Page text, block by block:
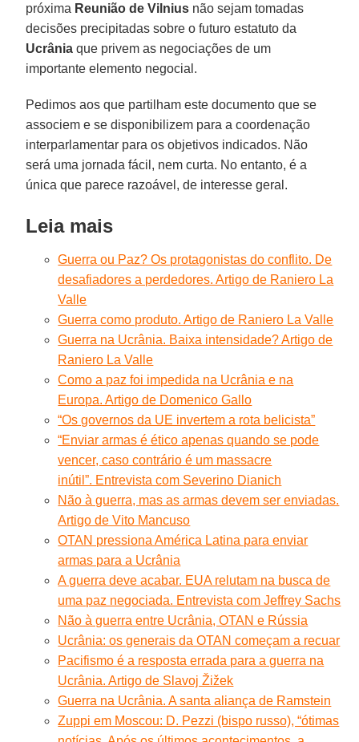
próxima Reunião de Vilnius não sejam tomadas
decisões precipitadas sobre o futuro estatuto da
Ucrânia que privem as negociações de um
importante elemento negocial.
Pedimos aos que partilham este documento que se
associem e se disponibilizem para a coordenação
interparlamentar para os objetivos indicados. Não
será uma jornada fácil, nem curta. No entanto, é a
única que parece razoável, de interesse geral.
Leia mais
Guerra ou Paz? Os protagonistas do conflito. De
desafiadores a perdedores. Artigo de Raniero La
Valle
Guerra como produto. Artigo de Raniero La Valle
Guerra na Ucrânia. Baixa intensidade? Artigo de
Raniero La Valle
Como a paz foi impedida na Ucrânia e na
Europa. Artigo de Domenico Gallo
“Os governos da UE invertem a rota belicista”
“Enviar armas é ético apenas quando se pode
vencer, caso contrário é um massacre
inútil”. Entrevista com Severino Dianich
Não à guerra, mas as armas devem ser enviadas.
Artigo de Vito Mancuso
OTAN pressiona América Latina para enviar
armas para a Ucrânia
A guerra deve acabar. EUA relutam na busca de
uma paz negociada. Entrevista com Jeffrey Sachs
Não à guerra entre Ucrânia, OTAN e Rússia
Ucrânia: os generais da OTAN começam a recuar
Pacifismo é a resposta errada para a guerra na
Ucrânia. Artigo de Slavoj Žižek
Guerra na Ucrânia. A santa aliança de Ramstein
Zuppi em Moscou: D. Pezzi (bispo russo), “ótimas